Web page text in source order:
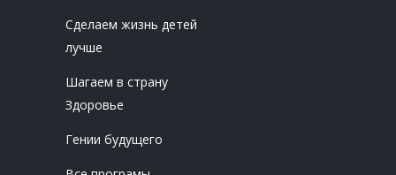
Сделаем жизнь детей
лучше
Шагаем в страну
Здоровье
Гении будущего